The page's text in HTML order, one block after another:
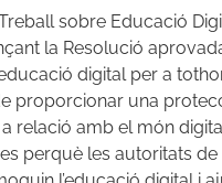
sobre Educació
la Resolució
digital per a
proporcionar una
relació amb el món
perquè les autoritats